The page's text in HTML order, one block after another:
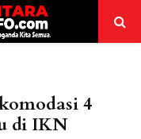
4
di IKN